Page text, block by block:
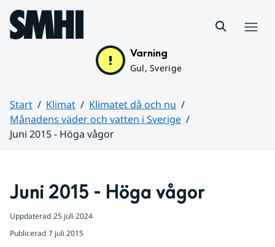
Hoppa till sidans innehåll
Varning
Gul, Sverige
Start Klimat
Klimatet då och nu
Månadens väder och vatten i Sverige
Juni 2015 - Höga vågor
Juni 2015 - Höga vågor
Uppdaterad 25 juli 2024
Publicerad 7 juli 2015